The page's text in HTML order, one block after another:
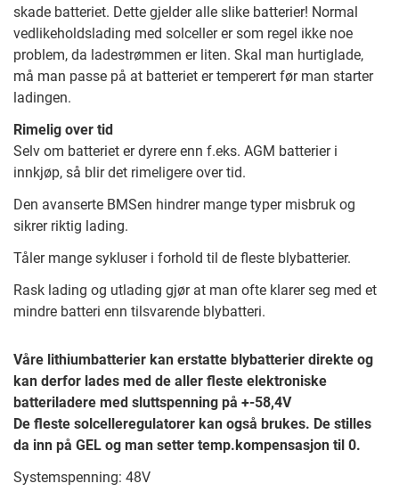
skade batteriet. Dette gjelder alle slike batterier! Normal
vedlikeholdslading med solceller er som regel ikke noe
problem, da ladestrømmen er liten. Skal man hurtiglade,
må man passe på at batteriet er temperert før man starter
ladingen.
Rimelig over tid
Selv om batteriet er dyrere enn f.eks. AGM batterier i
innkjøp, så blir det rimeligere over tid.
Den avanserte BMSen hindrer mange typer misbruk og
sikrer riktig lading.
Tåler mange sykluser i forhold til de fleste blybatterier.
Rask lading og utlading gjør at man ofte klarer seg med et
mindre batteri enn tilsvarende blybatteri.
Våre lithiumbatterier kan erstatte blybatterier direkte og
kan derfor lades med de aller fleste elektroniske
batteriladere med sluttspenning på +-58,4V
De fleste solcelleregulatorer kan også brukes. De stilles
da inn på GEL og man setter temp.kompensasjon til 0.
Systemspenning: 48V